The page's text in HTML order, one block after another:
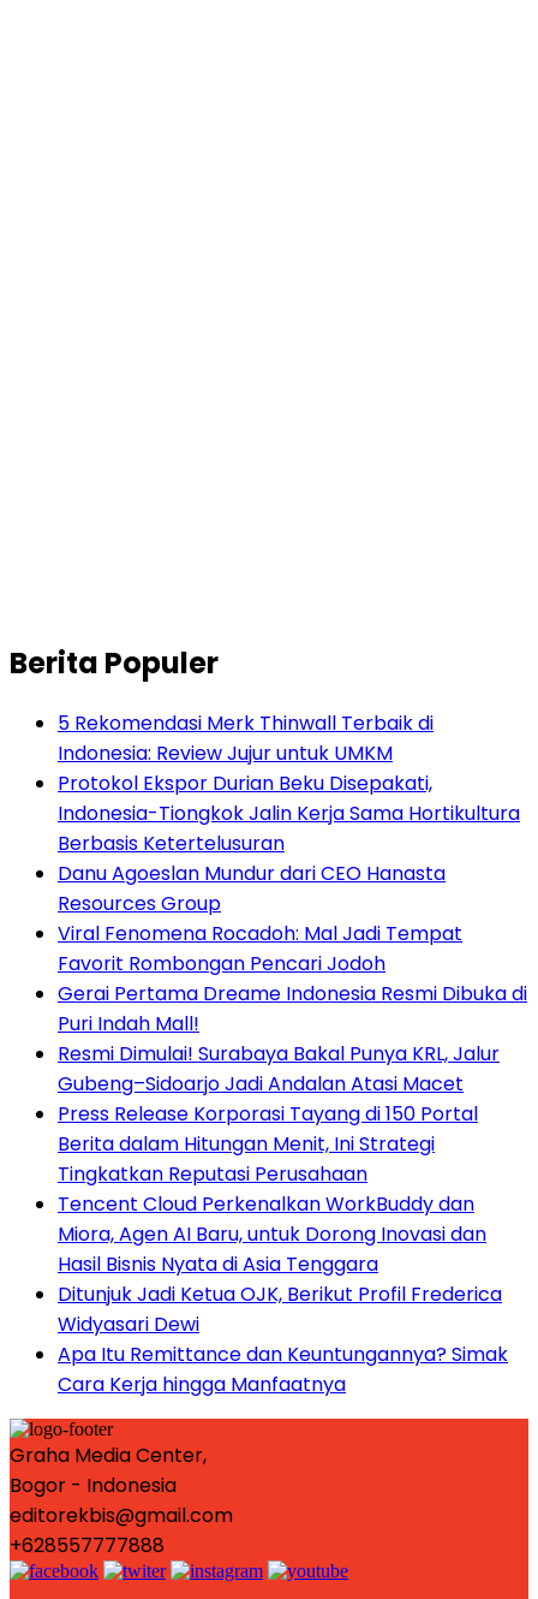
Berita Populer
5 Rekomendasi Merk Thinwall Terbaik di
Indonesia: Review Jujur untuk UMKM
Protokol Ekspor Durian Beku Disepakati,
Indonesia-Tiongkok Jalin Kerja Sama Hortikultura
Berbasis Ketertelusuran
Danu Agoeslan Mundur dari CEO Hanasta
Resources Group
Viral Fenomena Rocadoh: Mal Jadi Tempat
Favorit Rombongan Pencari Jodoh
Gerai Pertama Dreame Indonesia Resmi Dibuka di
Puri Indah Mall!
Resmi Dimulai! Surabaya Bakal Punya KRL, Jalur
Gubeng–Sidoarjo Jadi Andalan Atasi Macet
Press Release Korporasi Tayang di 150 Portal
Berita dalam Hitungan Menit, Ini Strategi
Tingkatkan Reputasi Perusahaan
Tencent Cloud Perkenalkan WorkBuddy dan
Miora, Agen AI Baru, untuk Dorong Inovasi dan
Hasil Bisnis Nyata di Asia Tenggara
Ditunjuk Jadi Ketua OJK, Berikut Profil Frederica
Widyasari Dewi
Apa Itu Remittance dan Keuntungannya? Simak
Cara Kerja hingga Manfaatnya
Graha Media Center,
Bogor - Indonesia
editorekbis@gmail.com
+628557777888